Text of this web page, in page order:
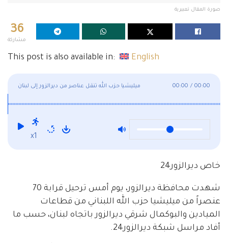
صورة المقال تعبيرية
36
مشاركة
This post is also available in: English
ميليشيا حزب الله تنقل عناصر من ديرالزور إلى لبنان 00:00 / 00:00
x1
خاص ديرالزور24
شهدت محافظة ديرالزور، يوم أمس ترحيل قرابة 70
عنصراً من ميليشيا حزب الله اللبناني من قطاعات
الميادين والبوكمال شرقي ديرالزور باتجاه لبنان، حسب ما
أفاد مراسل شبكة ديرالزور24.